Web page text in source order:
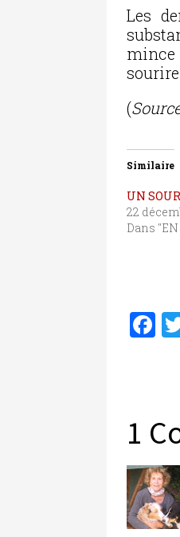
Les
mince
(
Similaire
UN
22
Dans "EN
F
b
o
o
k
1